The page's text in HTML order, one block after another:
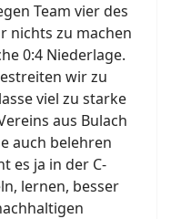
Team vier des
nichts zu machen
0:4 Niederlage.
wir zu
viel zu starke
aus Bulach
auch belehren
es ja in der C-
lernen, besser